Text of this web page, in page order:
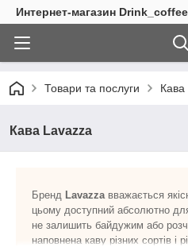
Интернет-магазин Drink_coffee
Товари та послуги Кава
Кава Lavazza
Бренд Lavazzaвважається
цьому доступний абсолютно
не залишить байдужим або
наповнена каву різних сортів і